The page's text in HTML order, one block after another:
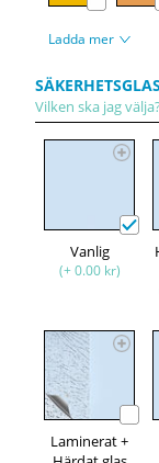
Ladda mer
SÄKERHETSGLAS
Vilken ska jag välja?
Vanlig
(+ 0.00 kr)
Laminerat +